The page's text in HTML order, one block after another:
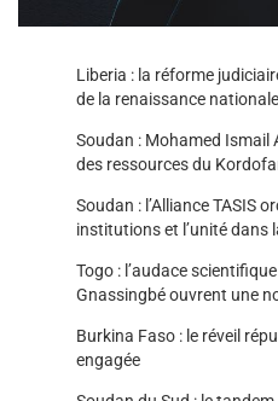
Liberia : la réforme
de la renaissance nationale
Soudan : Mohamed
des ressources du
Soudan : l’Alliance TASIS
institutions et l’unité dans
Togo : l’audace
Gnassingbé ouvrent une
Burkina Faso : le réveil
engagée